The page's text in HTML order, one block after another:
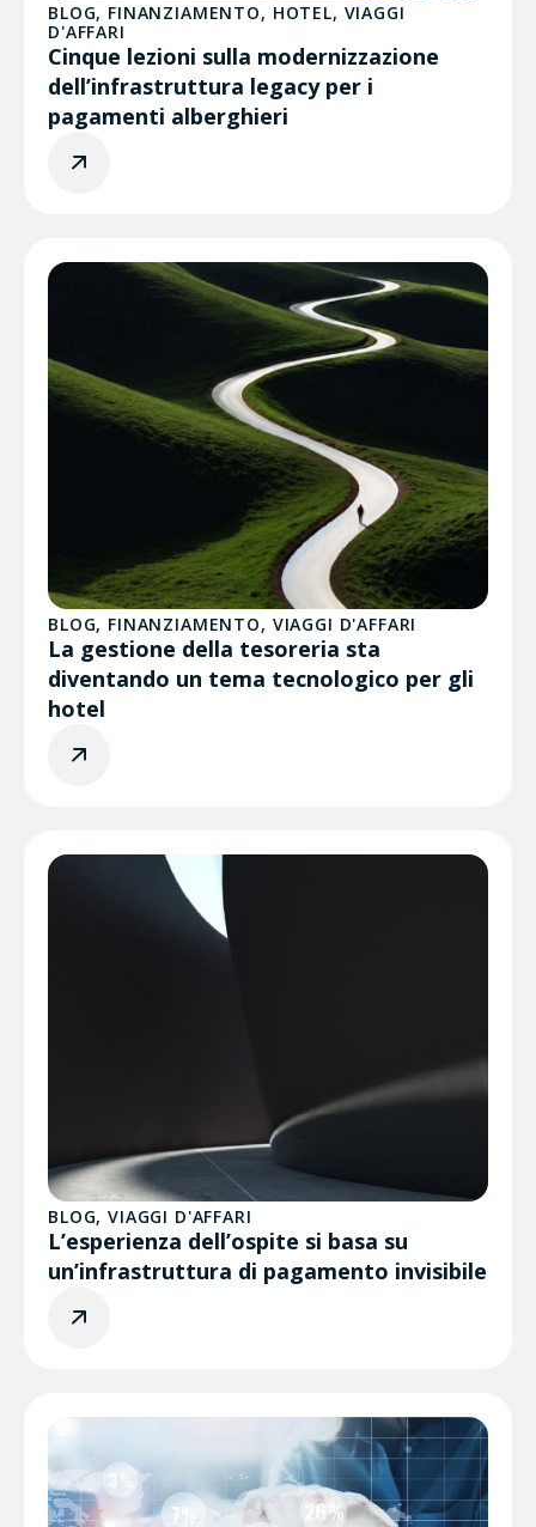
BLOG, FINANZIAMENTO, HOTEL, VIAGGI
D'AFFARI
Cinque lezioni sulla modernizzazione
dell’infrastruttura legacy per i
pagamenti alberghieri
BLOG, FINANZIAMENTO, VIAGGI D'AFFARI
La gestione della tesoreria sta
diventando un tema tecnologico per gli
hotel
BLOG,VIAGGI D'AFFARI
L’esperienza dell’ospite si basa su
un’infrastruttura di pagamento invisibile